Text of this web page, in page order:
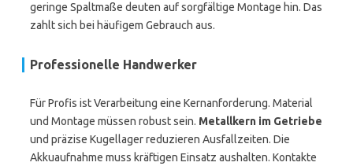
geringe Spaltmaße deuten auf sorgfältige Montage hin. Das
zahlt sich bei häufigem Gebrauch aus.
Professionelle Handwerker
Für Profis ist Verarbeitung eine Kernanforderung. Material
und Montage müssen robust sein. Metallkern im Getriebe
und präzise Kugellager reduzieren Ausfallzeiten. Die
Akkuaufnahme muss kräftigen Einsatz aushalten. Kontakte